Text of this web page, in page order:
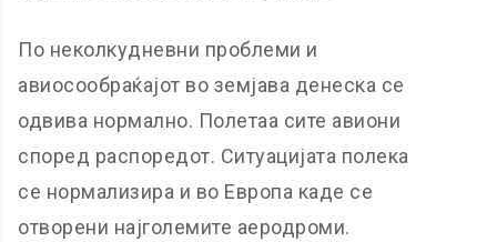
По неколкудневни проблеми и
авиосообраќајот во земјава денеска се
одвива нормално. Полетаа сите авиони
според распоредот. Ситуацијата полека
се нормализира и во Европа каде се
отворени најголемите аеродроми.